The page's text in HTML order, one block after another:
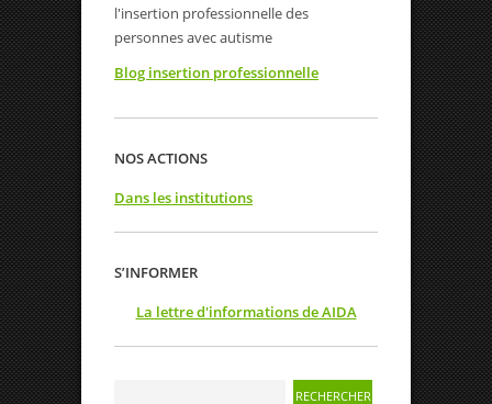
l'insertion professionnelle des
personnes avec autisme
Blog insertion professionnelle
NOS ACTIONS
Dans les institutions
S’INFORMER
La lettre d'informations de AIDA